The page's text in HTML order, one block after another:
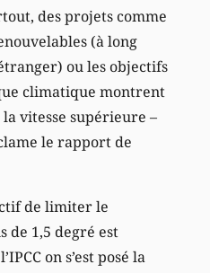
des projets comme
(à long
ou les objectifs
climatique montrent
vitesse supérieure –
le rapport de
de limiter le
de 1,5 degré est
on s’est posé la